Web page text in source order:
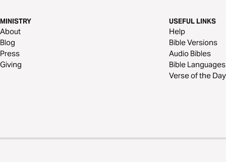
MINISTRY
About
Blog
Press
Giving
USEFUL LINKS
Help
Bible Versions
Audio Bibles
Bible Languages
Verse of the Day